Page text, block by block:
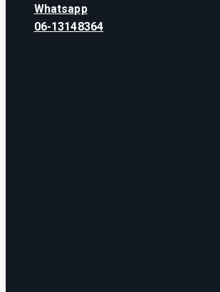
Whatsapp
06-13148364